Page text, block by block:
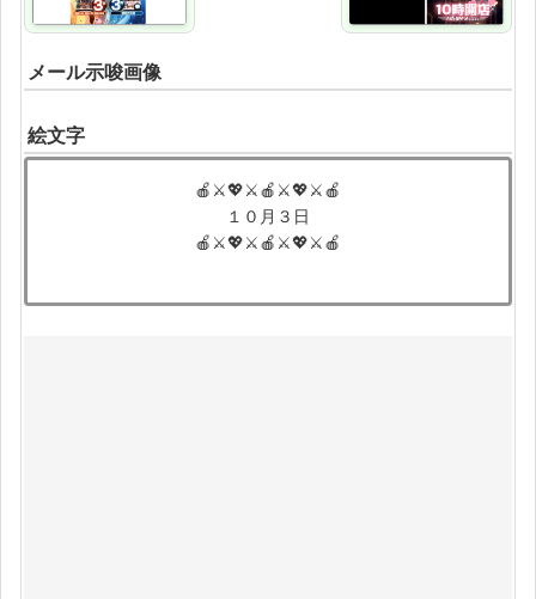
メール示唆画像
絵文字
🍎⚔💖⚔🍎⚔💖⚔🍎
１０月３日
🍎⚔💖⚔🍎⚔💖⚔🍎